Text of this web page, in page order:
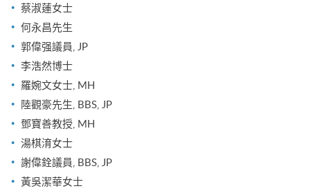
蔡淑蓮女士
何永昌先生
郭偉强議員, JP
李浩然博士
羅婉文女士, MH
陸觀豪先生, BBS, JP
鄧寶善教授, MH
湯棋淯女士
謝偉銓議員, BBS, JP
黃吳潔華女士